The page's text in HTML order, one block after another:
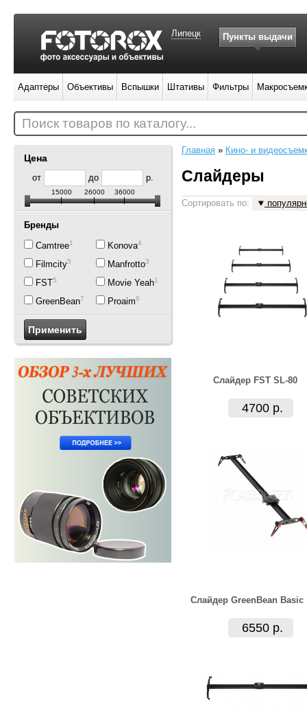
Цена
от до р.
15000 26000 36000
Бренды
Camtree1
Filmcity5
FST5
GreenBean7
Konova4
Manfrotto3
Movie Yeah1
Proaim6
Главная » Кино- и
Слайдеры
Сортировать по:
Слайдер FST SL-80
4700 р.
Слайдер GreenBean Basic
6550 р.
Липецк Пункты выдачи
Адаптеры Объективы Вспышки Штативы Фильтры
Поиск товаров по каталогу...